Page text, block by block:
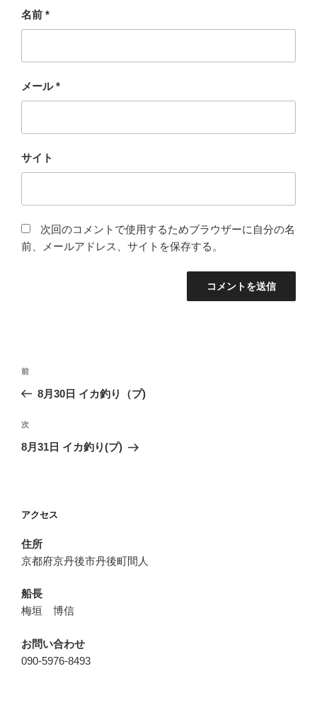
名前 *
メール*
サイト
次回のコメントで使用するためブラウザーに自分の名
前、メールアドレス、サイトを保存する。
投
ビ
ゲ
ン
前
の
稿
前
8月30日 イカ釣り（プ)
次
の
次
8月31日 イカ釣り(プ)
アクセス
住所
京都府京丹後市丹後町間人
船長
梅垣 博信
お問い合わせ
090-5976-8493